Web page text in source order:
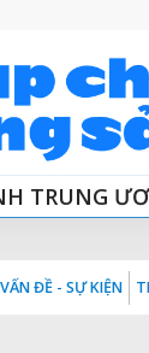
TRUNG
ĐỀ - SỰ KIỆN